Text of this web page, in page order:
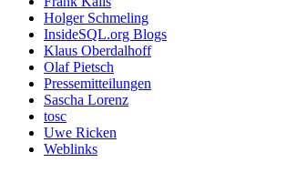
Holger Schmeling
InsideSQL.org Blogs
Klaus Oberdalhoff
Olaf Pietsch
Pressemitteilungen
Sascha Lorenz
tosc
Uwe Ricken
Weblinks